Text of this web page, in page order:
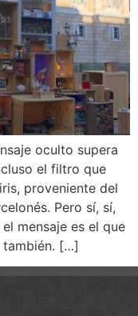
oculto supera
el filtro que
proveniente del
Pero sí, sí,
mensaje es el que
también. […]